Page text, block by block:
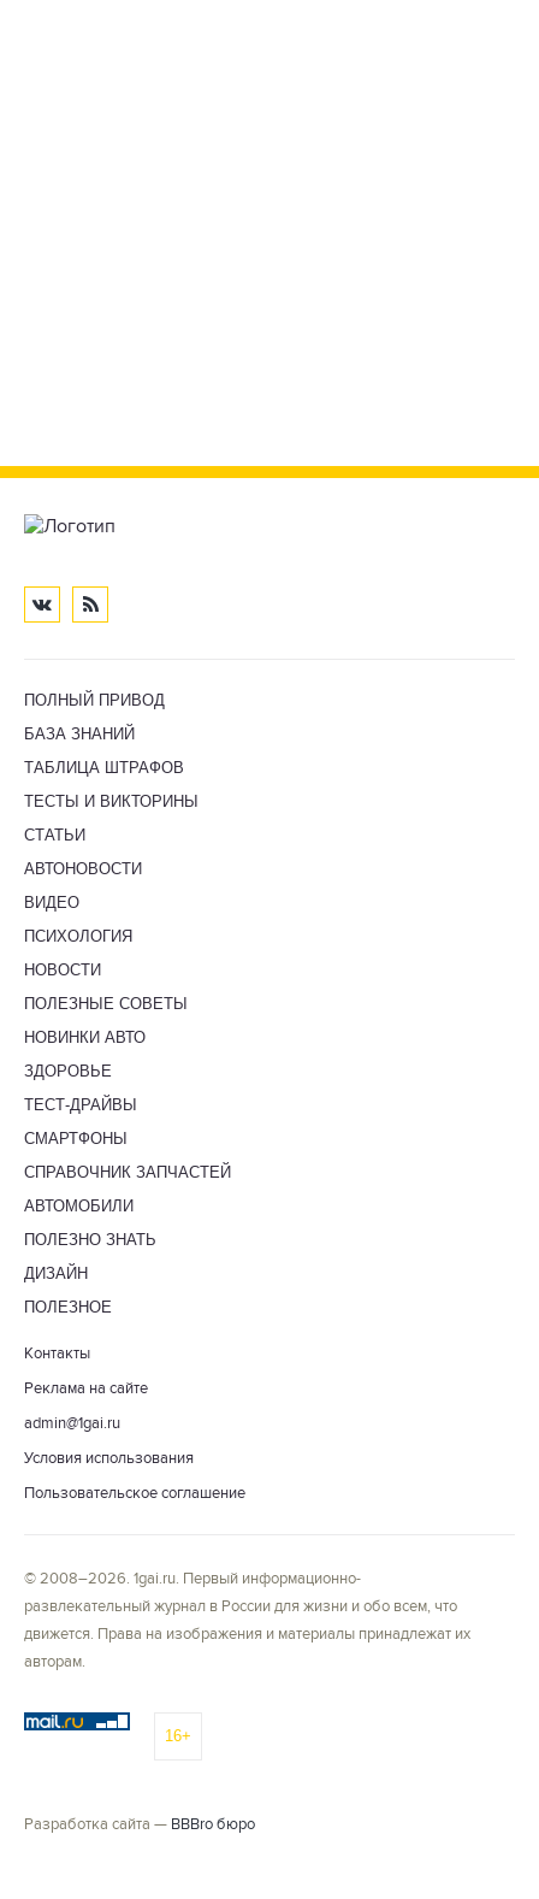
ПОЛНЫЙ ПРИВОД
БАЗА ЗНАНИЙ
ТАБЛИЦА ШТРАФОВ
ТЕСТЫ И ВИКТОРИНЫ
СТАТЬИ
АВТОНОВОСТИ
ВИДЕО
ПСИХОЛОГИЯ
НОВОСТИ
ПОЛЕЗНЫЕ СОВЕТЫ
НОВИНКИ АВТО
ЗДОРОВЬЕ
ТЕСТ-ДРАЙВЫ
СМАРТФОНЫ
СПРАВОЧНИК ЗАПЧАСТЕЙ
АВТОМОБИЛИ
ПОЛЕЗНО ЗНАТЬ
ДИЗАЙН
ПОЛЕЗНОЕ
Контакты
Реклама на сайте
admin@1gai.ru
Условия использования
Пользовательское соглашение
© 2008–2026. 1gai.ru. Первый информационно-
развлекательный журнал в России для жизни и обо всем, что
движется. Права на изображения и материалы принадлежат их
авторам.
16+
Разработка сайта — BBBro бюро